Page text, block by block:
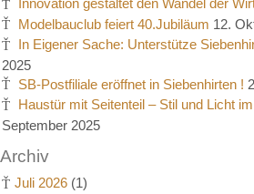
Innovation gestaltet den Wandel der
Modelbauclub feiert 40.Jubiläum 12.
In Eigener Sache: Unterstütze
2025
SB-Postfiliale eröffnet in Siebenhirten !
Haustür mit Seitenteil – Stil und Licht
September 2025
Archiv
Juli 2026 (1)